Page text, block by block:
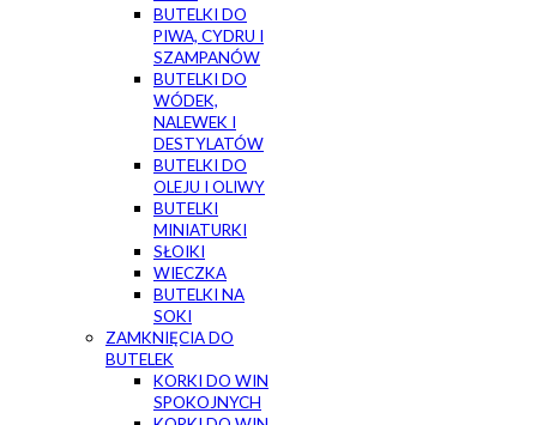
BUTELKI DO
PIWA, CYDRU I
SZAMPANÓW
BUTELKI DO
WÓDEK,
NALEWEK I
DESTYLATÓW
BUTELKI DO
OLEJU I OLIWY
BUTELKI
MINIATURKI
SŁOIKI
WIECZKA
BUTELKI NA
SOKI
ZAMKNIĘCIA DO
BUTELEK
KORKI DO WIN
SPOKOJNYCH